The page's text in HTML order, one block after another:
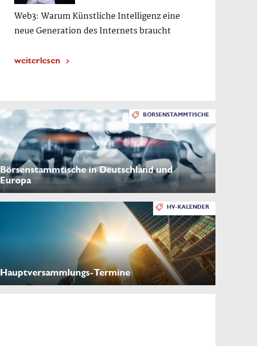
Web3: Warum Künstliche Intelligenz eine
neue Generation des Internets braucht
weiterlesen
BÖRSENSTAMMTISCHE
Börsenstammtische in Deutschland und
Europa
HV-KALENDER
Hauptversammlungs-Termine